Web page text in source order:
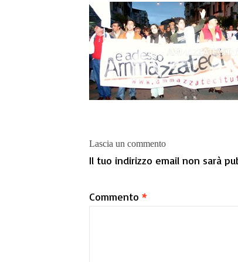
Lascia un commento
Il tuo indirizzo email non sarà
Commento *